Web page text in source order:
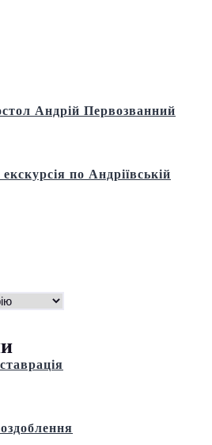
Андрій Первозванний
по Андріївській